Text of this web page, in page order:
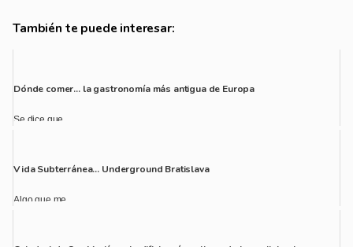
También te puede interesar:
Dónde comer… la gastronomía más antigua de Europa
Se dice que...
Vida Subterránea… Underground Bratislava
Algo que me...